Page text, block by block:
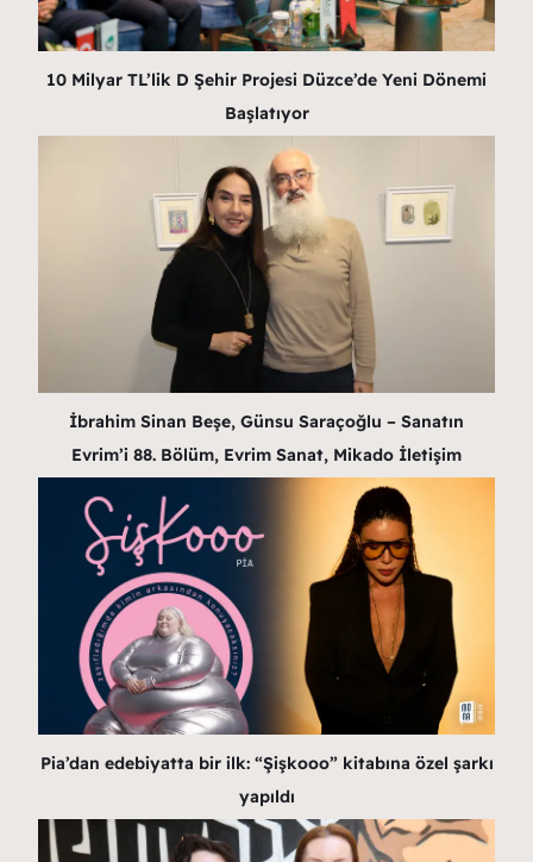
10 Milyar TL’lik D Şehir Projesi Düzce’de Yeni Dönemi
Başlatıyor
İbrahim Sinan Beşe, Günsu Saraçoğlu – Sanatın
Evrim’i 88. Bölüm, Evrim Sanat, Mikado İletişim
Pia’dan edebiyatta bir ilk: “Şişkooo” kitabına özel şarkı
yapıldı